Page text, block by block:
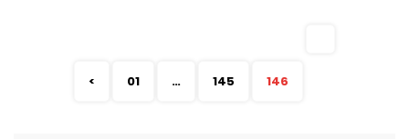
< 01 … 145 146